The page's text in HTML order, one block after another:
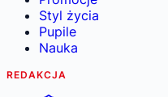
Styl życia
Pupile
Nauka
REDAKCJA